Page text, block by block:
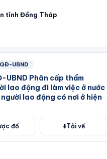
tỉnh Đồng Tháp
UBND
Phân cấp thẩm
lao động đi làm việc ở nước
lao động có nơi ở hiện
đồ ⬇️Tải về